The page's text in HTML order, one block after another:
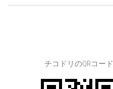
チコドリのQRコード